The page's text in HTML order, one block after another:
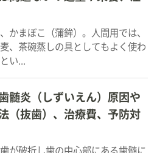
かまぼこ（蒲鉾）。人間用では、
、茶碗蒸しの具としてもよく使わ
い...
髄炎（しずいえん）原因や
（抜歯）、治療費、予防対
が破折し歯の中心部にある歯髄に